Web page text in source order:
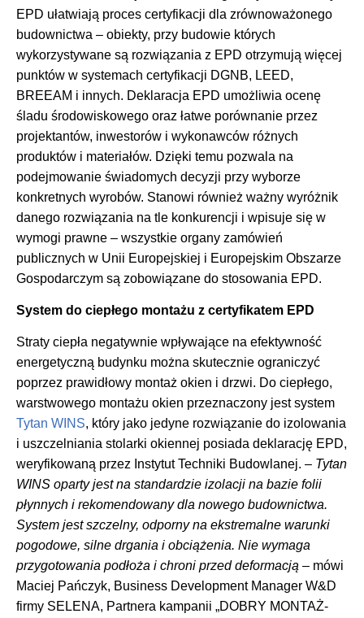
EPD ułatwiają proces certyfikacji dla zrównoważonego
budownictwa – obiekty, przy budowie których
wykorzystywane są rozwiązania z EPD otrzymują więcej
punktów w systemach certyfikacji DGNB, LEED,
BREEAM i innych. Deklaracja EPD umożliwia ocenę
śladu środowiskowego oraz łatwe porównanie przez
projektantów, inwestorów i wykonawców różnych
produktów i materiałów. Dzięki temu pozwala na
podejmowanie świadomych decyzji przy wyborze
konkretnych wyrobów. Stanowi również ważny wyróżnik
danego rozwiązania na tle konkurencji i wpisuje się w
wymogi prawne – wszystkie organy zamówień
publicznych w Unii Europejskiej i Europejskim Obszarze
Gospodarczym są zobowiązane do stosowania EPD.
System do ciepłego montażu z certyfikatem EPD
Straty ciepła negatywnie wpływające na efektywność
energetyczną budynku można skutecznie ograniczyć
poprzez prawidłowy montaż okien i drzwi. Do ciepłego,
warstwowego montażu okien przeznaczony jest system
Tytan WINS, który jako jedyne rozwiązanie do izolowania
i uszczelniania stolarki okiennej posiada deklarację EPD,
weryfikowaną przez Instytut Techniki Budowlanej. – Tytan
WINS oparty jest na standardzie izolacji na bazie folii
płynnych i rekomendowany dla nowego budownictwa.
System jest szczelny, odporny na ekstremalne warunki
pogodowe, silne drgania i obciążenia. Nie wymaga
przygotowania podłoża i chroni przed deformacją – mówi
Maciej Pańczyk, Business Development Manager W&D
firmy SELENA, Partnera kampanii „DOBRY MONTAŻ-